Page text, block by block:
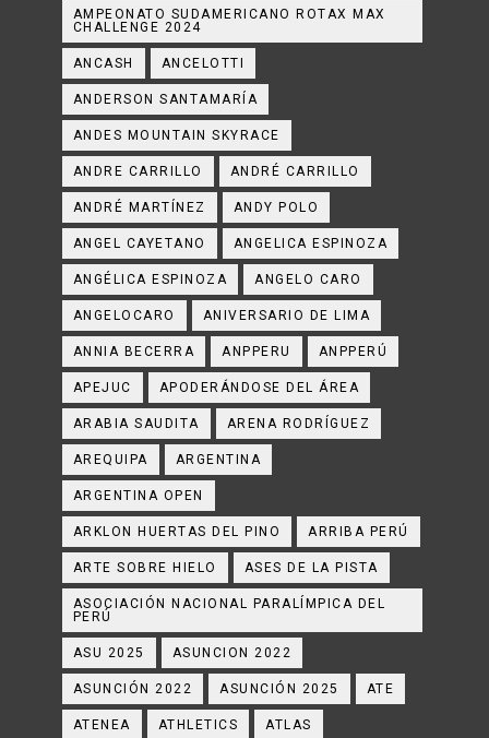
AMPEONATO SUDAMERICANO ROTAX MAX
CHALLENGE 2024
ANCASH ANCELOTTI
ANDERSON SANTAMARÍA
ANDES MOUNTAIN SKYRACE
ANDRE CARRILLO ANDRÉ CARRILLO
ANDRÉ MARTÍNEZ ANDY POLO
ANGEL CAYETANO ANGELICA ESPINOZA
ANGÉLICA ESPINOZA ANGELO CARO
ANGELOCARO ANIVERSARIO DE LIMA
ANNIA BECERRA ANPPERU ANPPERÚ
APEJUC APODERÁNDOSE DEL ÁREA
ARABIA SAUDITA ARENA RODRÍGUEZ
AREQUIPA ARGENTINA
ARGENTINA OPEN
ARKLON HUERTAS DEL PINO ARRIBA PERÚ
ARTE SOBRE HIELO ASES DE LA PISTA
ASOCIACIÓN NACIONAL PARALÍMPICA DEL
PERÚ
ASU 2025 ASUNCION 2022
ASUNCIÓN 2022 ASUNCIÓN 2025 ATE
ATENEA ATHLETICS ATLAS